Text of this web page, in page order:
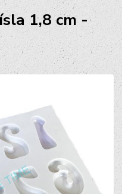
1,8 cm -